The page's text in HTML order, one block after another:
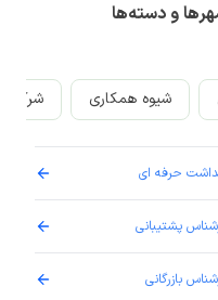
و دسته‌ها
شیوه همکاری
حرفه ای
پشتیبانی
بازرگانی